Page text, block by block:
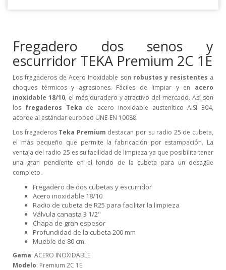
Fregadero dos senos y
escurridor TEKA Premium 2C 1E
Los fregaderos de Acero Inoxidable son robustos y resistentes a
choques térmicos y agresiones. Fáciles de limpiar y en acero
inoxidable 18/10, el más duradero y atractivo del mercado. Así son
los fregaderos Teka de acero inoxidable austenítico AISI 304,
acorde al estándar europeo UNE-EN 10088.
Los fregaderos Teka Premium destacan por su radio 25 de cubeta,
el más pequeño que permite la fabricación por estampación. La
ventaja del radio 25 es su facilidad de limpieza ya que posibilita tener
una gran pendiente en el fondo de la cubeta para un desagüe
completo.
Fregadero de dos cubetas y escurridor
Acero inoxidable 18/10
Radio de cubeta de R25 para facilitar la limpieza
Válvula canasta 3 1/2"
Chapa de gran espesor
Profundidad de la cubeta 200 mm
Mueble de 80 cm.
Gama: ACERO INOXIDABLE
Modelo: Premium 2C 1E